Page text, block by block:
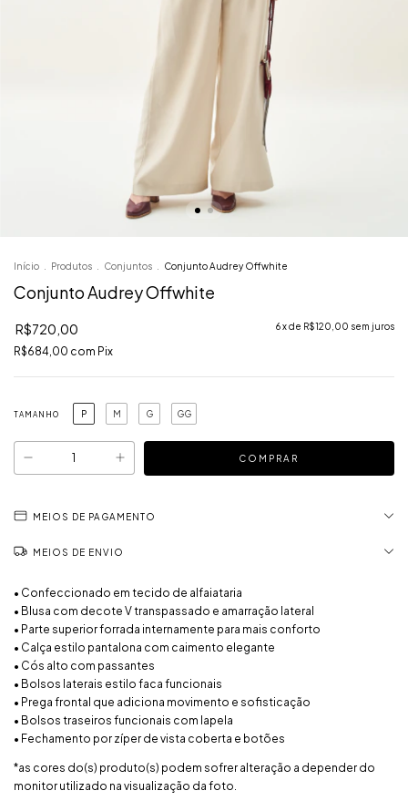
Início Produtos Conjuntos Conjunto Audrey Offwhite
Conjunto Audrey Offwhite
R$720,00 6x de R$120,00 sem juros
R$684,00 com Pix
TAMANHO P M G GG
MEIOS DE PAGAMENTO
MEIOS DE ENVIO
• Confeccionado em tecido de alfaiataria
• Blusa com decote V transpassado e amarração lateral
• Parte superior forrada internamente para mais conforto
• Calça estilo pantalona com caimento elegante
• Cós alto com passantes
• Bolsos laterais estilo faca funcionais
• Prega frontal que adiciona movimento e sofisticação
• Bolsos traseiros funcionais com lapela
• Fechamento por zíper de vista coberta e botões
*as cores do(s) produto(s) podem sofrer alteração a depender do
monitor utilizado na visualização da foto.